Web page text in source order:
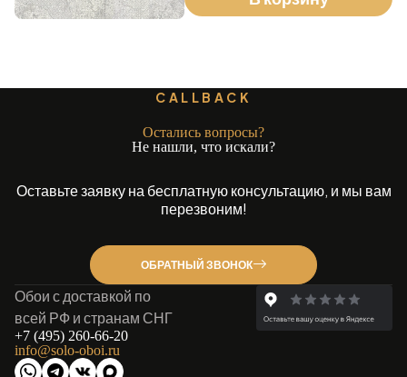
CALLBACK
Остались вопросы?
Не нашли, что искали?
Оставьте заявку на бесплатную консультацию, и мы вам
перезвоним!
ОБРАТНЫЙ ЗВОНОК
Обои с доставкой по
всей РФ и странам СНГ
+7 (495) 260-66-20
info@solo-oboi.ru